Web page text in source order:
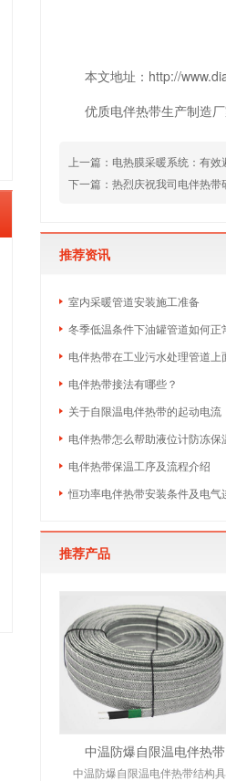
本文地址：http://
优质电伴热带生产制造
上一篇： 电热膜采暖系统：有
下一篇： 热烈庆祝我司电伴热带
推荐资讯
室内采暖管道安装施工准备
冬季低温条件下油罐管道如何正
电伴热带在工业污水处理管道上
电伴热带接法有哪些？
关于自限温电伴热带的起动电流
电伴热带怎么帮助液位计防冻保
电伴热带保温工序及流程介绍
恒功率电伴热带安装条件及电气
推荐产品
中温防爆自限温电伴热带
中温防爆自限温电伴热带结构